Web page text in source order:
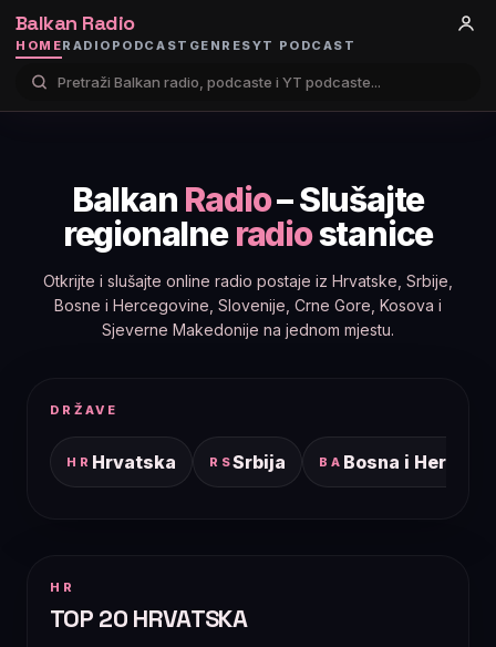
Balkan Radio
HOMERADIO PODCAST GENRESYT PODCAST
Balkan Radio– Slušajte
regionalneradiostanice
Otkrijte i slušajte online radio postaje iz Hrvatske, Srbije,
Bosne i Hercegovine, Slovenije, Crne Gore, Kosova i
Sjeverne Makedonije na jednom mjestu.
DRŽAVE
HR Hrvatska RSSrbija BA Bosna i
HR
TOP 20 HRVATSKA